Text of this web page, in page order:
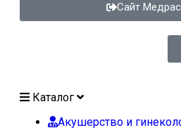
Сайт
Каталог
Акушерство и